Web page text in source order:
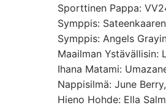
Sporttinen Pappa:
Symppis:
Symppis: Angels
Maailman Ystävällisin:
Ihana Matami:
Nappisilmä: June
Hieno Hohde: Ella